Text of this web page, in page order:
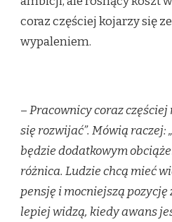
coraz częściej kojarzy się
wypaleniem.
–Pracownicy coraz częściej
się rozwijać”. Mówią raczej:
będzie dodatkowym
różnica. Ludzie chcą mieć
pensję i mocniejszą
lepiej widzą, kiedy awans